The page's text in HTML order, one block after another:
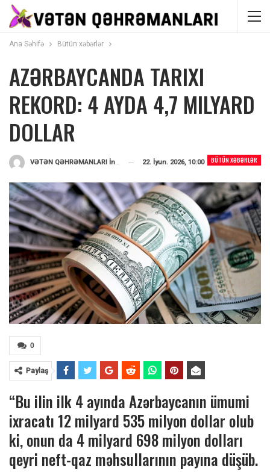
Ana Səhifə Bütün xəbərlər
AZƏRBAYCANDA TARIXI
REKORD: 4 AYDA 4,7 MILYARD
DOLLAR
BÜTÜN XƏBƏRLƏR
VƏTƏN QƏHRƏMANLARI İnformasiya Portalı Tərəfindən
22. İyun. 2026, 10:00
0
Paylaş
“Bu ilin ilk 4 ayında Azərbaycanın ümumi
ixracatı 12 milyard 535 milyon dollar olub
ki, onun da 4 milyard 698 milyon dolları
qeyri neft-qaz məhsullarının payına düşüb.